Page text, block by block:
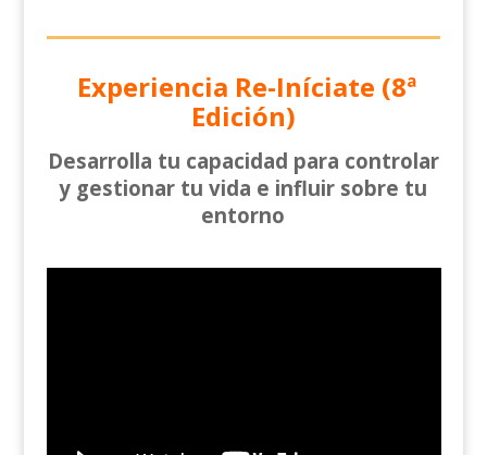
Experiencia Re-Iníciate (8ª
Edición)
Desarrolla tu capacidad para controlar
y gestionar tu vida e influir sobre tu
entorno